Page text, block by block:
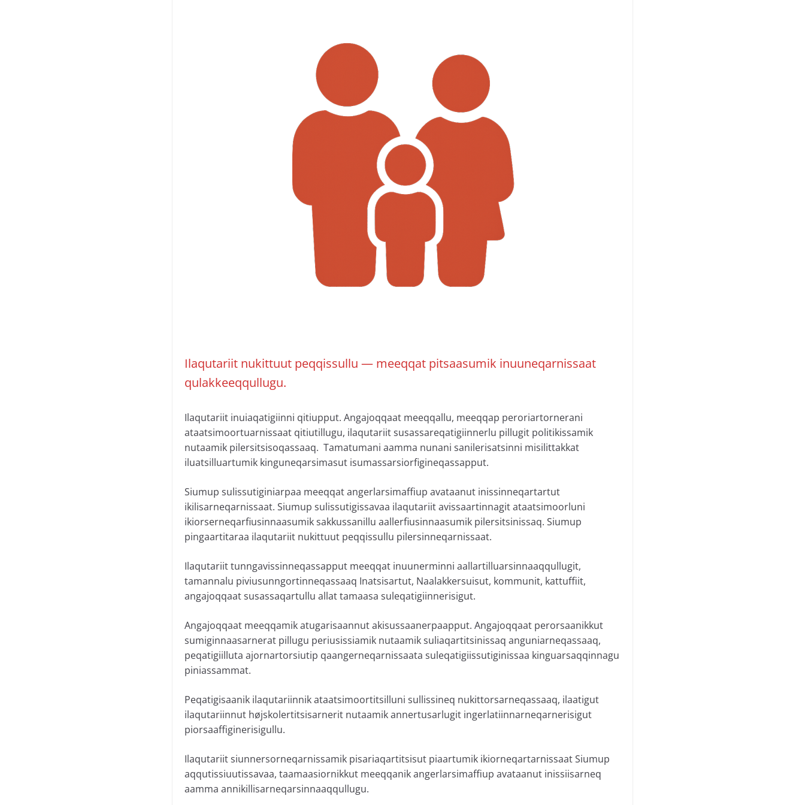
Ilaqutariit nukittuut peqqissullu — meeqqat pitsaasumik inuuneqarnissaat
qulakkeeqqullugu.
Ilaqutariit inuiaqatigiinni qitiupput. Angajoqqaat meeqqallu, meeqqap peroriartornerani
ataatsimoortuarnissaat qitiutillugu, ilaqutariit susassareqatigiinnerlu pillugit politikissamik
nutaamik pilersitsisoqassaaq. Tamatumani aamma nunani sanilerisatsinni misilittakkat
iluatsilluartumik kinguneqarsimasut isumassarsiorfigineqassapput.
Siumup sulissutiginiarpaa meeqqat angerlarsimaffiup avataanut inissinneqartartut
ikilisarneqarnissaat. Siumup sulissutigissavaa ilaqutariit avissaartinnagit ataatsimoorluni
ikiorserneqarfiusinnaasumik sakkussanillu aallerfiusinnaasumik pilersitsinissaq. Siumup
pingaartitaraa ilaqutariit nukittuut peqqissullu pilersinneqarnissaat.
Ilaqutariit tunngavissinneqassapput meeqqat inuunerminni aallartilluarsinnaaqqul­lugit,
tamannalu piviusunngortinneqassaaq Inatsisartut, Naalakkersuisut, kommunit, kattuffiit,
angajoqqaat susassaqartullu allat tamaasa suleqatigiinnerisigut.
Angajoqqaat meeqqamik atugarisaannut akisussaanerpaapput. Angajoqqaat perorsaanikkut
sumiginnaasarnerat pillugu periusissiamik nutaamik suliaqartitsinissaq anguniarneqassaaq,
peqatigiilluta ajornartorsiutip qaangerneqarnissaata suleqatigiissutiginissaa kinguarsaqqinnagu
piniassammat.
Peqatigisaanik ilaqutariinnik ataatsimoortitsilluni sullissineq nukittorsarneqassaaq, ilaatigut
ilaqutariinnut højskolertitsisarnerit nutaamik annertusarlugit ingerlatiinnarneqarnerisigut
piorsaaffiginerisigullu.
Ilaqutariit siunnersorneqarnissamik pisariaqartitsisut piaartumik ikiorneqartarnissaat Siumup
aqqutissiuutissavaa, taamaasiornikkut meeqqanik angerlarsimaffiup avataanut inissiisarneq
aamma annikillisarneqarsinnaaqqullugu.